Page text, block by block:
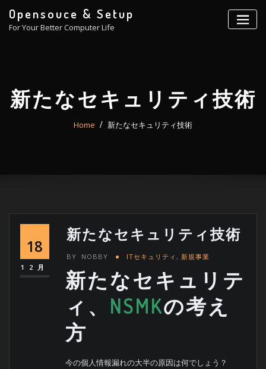
content
Opensouce & Setup
For Your Better Computer Life
新たなセキュリティ技術
Home 新たなセキュリティ技術
18
12月
新たなセキュリティ技術
BY NOBBY ITセキュリティ , 新規事業
新たなセキュリテ
ィ、 NSMKの考え
方
今の個人情報漏れの大半の原因は何でしょう？